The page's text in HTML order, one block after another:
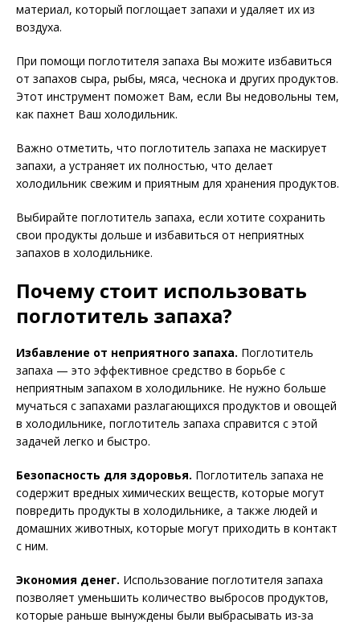
материал, который поглощает запахи и удаляет их из
воздуха.
При помощи поглотителя запаха Вы можите избавиться
от запахов сыра, рыбы, мяса, чеснока и других продуктов.
Этот инструмент поможет Вам, если Вы недовольны тем,
как пахнет Ваш холодильник.
Важно отметить, что поглотитель запаха не маскирует
запахи, а устраняет их полностью, что делает
холодильник свежим и приятным для хранения продуктов.
Выбирайте поглотитель запаха, если хотите сохранить
свои продукты дольше и избавиться от неприятных
запахов в холодильнике.
Почему стоит использовать
поглотитель запаха?
Избавление от неприятного запаха. Поглотитель
запаха — это эффективное средство в борьбе с
неприятным запахом в холодильнике. Не нужно больше
мучаться с запахами разлагающихся продуктов и овощей
в холодильнике, поглотитель запаха справится с этой
задачей легко и быстро.
Безопасность для здоровья. Поглотитель запаха не
содержит вредных химических веществ, которые могут
повредить продукты в холодильнике, а также людей и
домашних животных, которые могут приходить в контакт
с ним.
Экономия денег. Использование поглотителя запаха
позволяет уменьшить количество выбросов продуктов,
которые раньше вынуждены были выбрасывать из-за